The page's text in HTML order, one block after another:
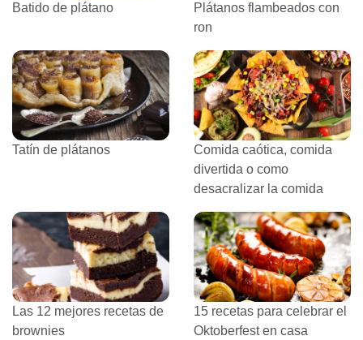
Batido de plátano
Plátanos flambeados con
ron
Tatín de plátanos
Comida caótica, comida
divertida o como
desacralizar la comida
Las 12 mejores recetas de
brownies
15 recetas para celebrar el
Oktoberfest en casa